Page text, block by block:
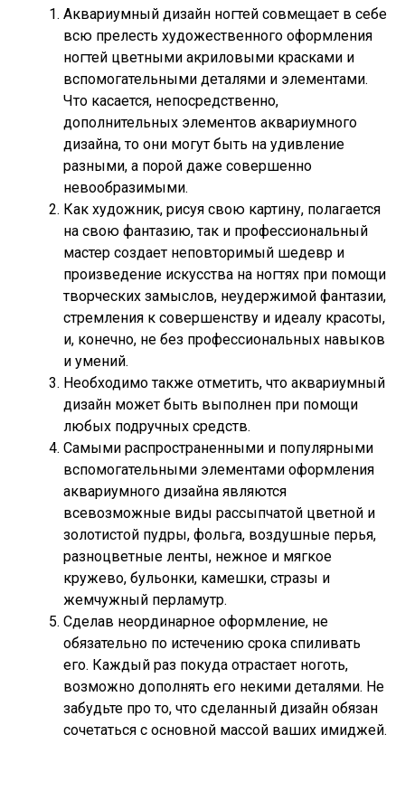
Аквариумный дизайн ногтей совмещает в себе
всю прелесть художественного оформления
ногтей цветными акриловыми красками и
вспомогательными деталями и элементами.
Что касается, непосредственно,
дополнительных элементов аквариумного
дизайна, то они могут быть на удивление
разными, а порой даже совершенно
невообразимыми.
Как художник, рисуя свою картину, полагается
на свою фантазию, так и профессиональный
мастер создает неповторимый шедевр и
произведение искусства на ногтях при помощи
творческих замыслов, неудержимой фантазии,
стремления к совершенству и идеалу красоты,
и, конечно, не без профессиональных навыков
и умений.
Необходимо также отметить, что аквариумный
дизайн может быть выполнен при помощи
любых подручных средств.
Самыми распространенными и популярными
вспомогательными элементами оформления
аквариумного дизайна являются
всевозможные виды рассыпчатой цветной и
золотистой пудры, фольга, воздушные перья,
разноцветные ленты, нежное и мягкое
кружево, бульонки, камешки, стразы и
жемчужный перламутр.
Сделав неординарное оформление, не
обязательно по истечению срока спиливать
его. Каждый раз покуда отрастает ноготь,
возможно дополнять его некими деталями. Не
забудьте про то, что сделанный дизайн обязан
сочетаться с основной массой ваших имиджей.